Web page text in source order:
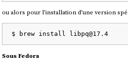
ou alors pour l'installation d'une version
$ brew install libpq@17.4
Sous Fedora